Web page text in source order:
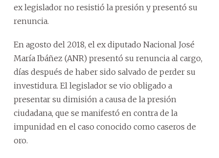
ex legislador no resistió la presión y presentó su
renuncia.
En agosto del 2018, el ex diputado Nacional José
María Ibáñez (ANR) presentó su renuncia al cargo,
días después de haber sido salvado de perder su
investidura. El legislador se vio obligado a
presentar su dimisión a causa de la presión
ciudadana, que se manifestó en contra de la
impunidad en el caso conocido como caseros de
oro.